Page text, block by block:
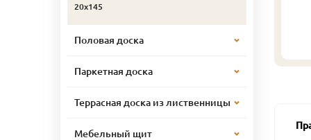
20х145
Половая доска
Паркетная доска
Террасная доска из лиственницы
Мебельный щит